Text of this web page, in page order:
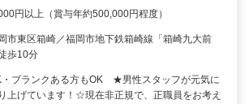
円以上（賞与年約500,000円程度）
市東区箱崎／福岡市地下鉄箱崎線「箱崎九大前
歩10分
・ブランクある方もOK ★男性スタッフが元気に
上げています！☆現在非正規で、正職員をお考え